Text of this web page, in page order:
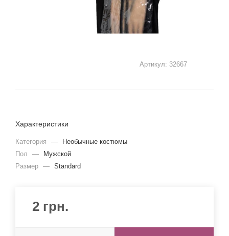
Артикул: 32667
Характеристики
Категория —
Необычные костюмы
Пол
—
Мужской
Размер — Standard
2 грн.